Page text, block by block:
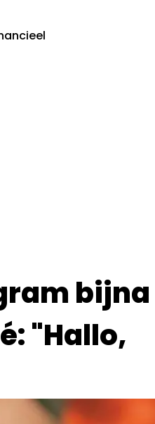
bijna
"Hallo,